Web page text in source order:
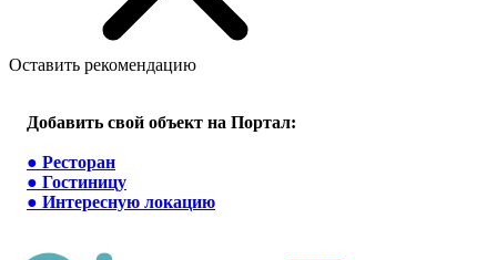
Оставить рекомендацию
Добавить свой объект на Портал:
● Ресторан
● Гостиницу
● Интересную локацию